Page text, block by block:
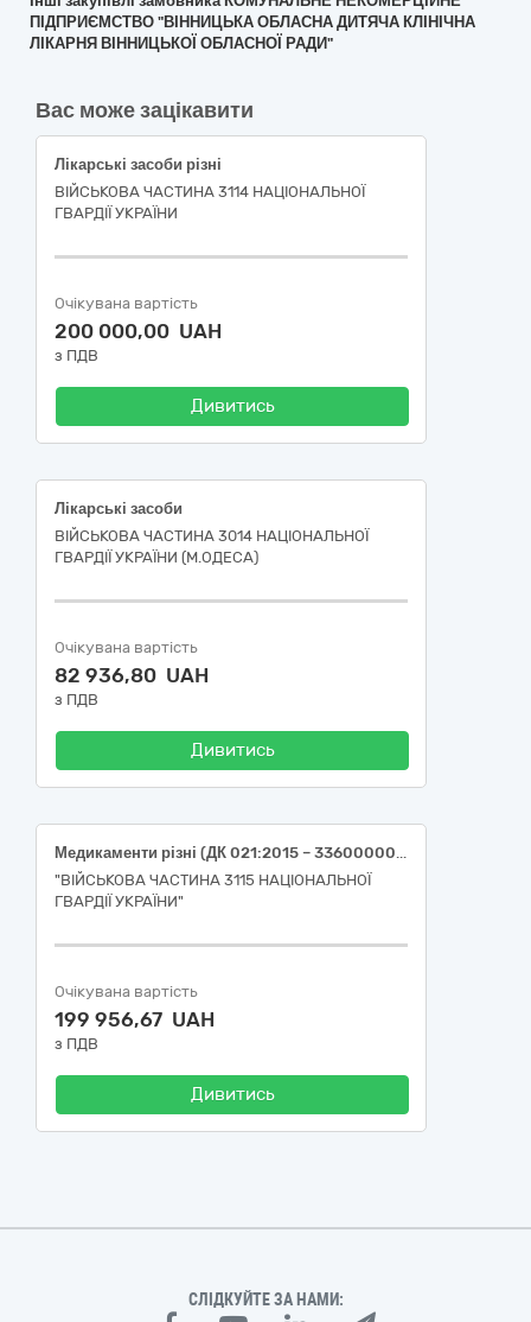
ПІДПРИЄМСТВО "ВІННИЦЬКА ОБЛАСНА ДИТЯЧА КЛІНІЧНА
ЛІКАРНЯ ВІННИЦЬКОЇ ОБЛАСНОЇ РАДИ"
Вас може зацікавити
Лікарські засоби різні
ВІЙСЬКОВА ЧАСТИНА 3114 НАЦІОНАЛЬНОЇ
ГВАРДІЇ УКРАЇНИ
Очікувана вартість
200 000,00 UAH
з ПДВ
Дивитись
Лікарські засоби
ВІЙСЬКОВА ЧАСТИНА 3014 НАЦІОНАЛЬНОЇ
ГВАРДІЇ УКРАЇНИ (М.ОДЕСА)
Очікувана вартість
82 936,80 UAH
з ПДВ
Дивитись
Медикаменти різні (ДК 021:2015 – 33600000-6 – Фармацевтична продукція)
"ВІЙСЬКОВА ЧАСТИНА 3115 НАЦІОНАЛЬНОЇ
ГВАРДІЇ УКРАЇНИ"
Очікувана вартість
199 956,67 UAH
з ПДВ
Дивитись
СЛІДКУЙТЕ ЗА НАМИ: